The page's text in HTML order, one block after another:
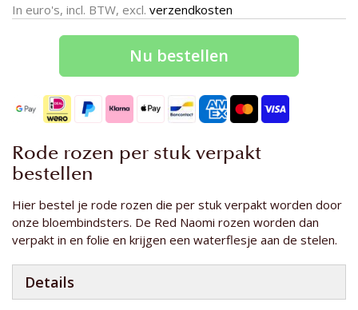
In euro's, incl. BTW, excl. verzendkosten
Nu bestellen
Rode rozen per stuk verpakt
bestellen
Hier bestel je rode rozen die per stuk verpakt worden door
onze bloembindsters. De Red Naomi rozen worden dan
verpakt in en folie en krijgen een waterflesje aan de stelen.
Details